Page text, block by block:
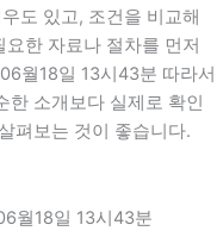
도 있고, 조건을 비교해
한 자료나 절차를 먼저
월18일 13시43분 따라서
한 소개보다 실제로 확인
펴보는 것이 좋습니다.
월18일 13시43분